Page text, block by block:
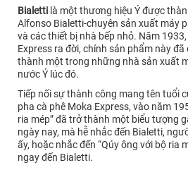
Bialetti là một thương hiệu Ý được
Alfonso Bialetti-chuyên sản xuất máy
và các thiết bị nhà bếp nhỏ. Năm
Express ra đời, chính sản phẩm này
thành một trong những nhà sản xuất
nước Ý lúc đó.
Tiếp nối sự thành công mang tên tuổi
pha cà phê Moka Express, vào năm
ria mép” đã trở thành một biểu tượng
ngày nay, mà hễ nhắc đến Bialetti,
ấy, hoặc nhắc đến “Qúy ông với bộ ria
ngay đến Bialetti.